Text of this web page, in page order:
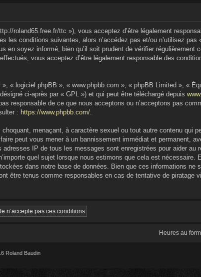
roland65.free.fr/ttc »), vous acceptez d’être légalement
les conditions suivantes, alors n’accédez pas et/ou n’utilisez pas
en soyez informé, bien qu’il soit prudent de vérifier régulièrement
vous acceptez d’être légalement responsable des
« logiciel phpBB », « www.phpbb.com », « phpBB Limited », «
ci-après par « GPL ») et qui peut être téléchargé depuis
responsable de ce que nous acceptons ou n’acceptons pas
: https://www.phpbb.com/.
menaçant, à caractère sexuel ou tout autre contenu qui
peut vous mener à un bannissement immédiat et permanent,
IP de tous les messages sont enregistrées pour aider au
quel sujet lorsque nous estimons que cela est nécessaire.
dans notre base de données. Bien que ces informations ne
être tenus comme responsables en cas de tentative de piratage
Heures au
Roland Baudin